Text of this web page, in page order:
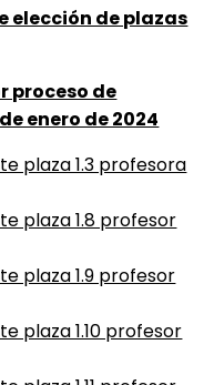
elección de plazas
proceso de
enero de 2024
plaza 1.3 profesora
plaza 1.8 profesor
plaza 1.9 profesor
plaza 1.10 profesor